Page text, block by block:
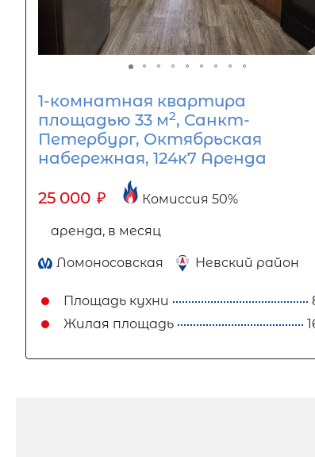
1-комнатная квартира
площадью 33 м2, Санкт-
Петербург, Октябрьская
набережная, 124к7 Аренда
25 000 ₽ Комиссия 50%
аренда, в месяц
Ломоносовская Невский район
Площадь кухни
Жилая площадь